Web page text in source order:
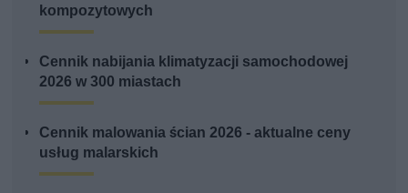
kompozytowych
Cennik nabijania klimatyzacji samochodowej
2026 w 300 miastach
Cennik malowania ścian 2026 - aktualne ceny
usług malarskich